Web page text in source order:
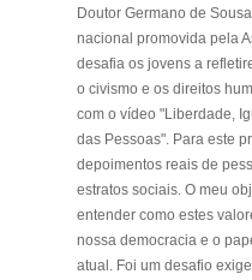
Doutor Germano de
nacional promovida pela
desafia os jovens a
o civismo e os direitos
com o vídeo "Liberdade,
das Pessoas". Para este
depoimentos reais de
estratos sociais. O meu
entender como estes
nossa democracia e o
atual. Foi um desafio